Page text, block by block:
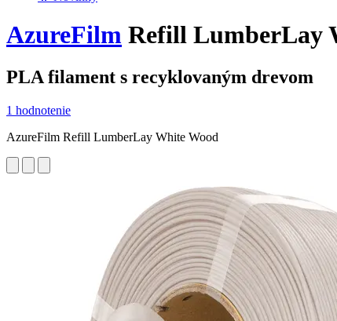
AzureFilm Refill LumberLay
PLA filament s recyklovaným drevom
1 hodnotenie
AzureFilm Refill LumberLay White Wood